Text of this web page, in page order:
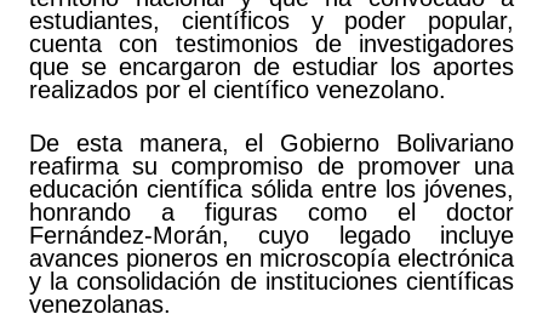
estudiantes, científicos y poder popular,
cuenta con testimonios de investigadores
que se encargaron de estudiar los aportes
realizados por el científico venezolano.
De esta manera, el Gobierno Bolivariano
reafirma su compromiso de promover una
educación científica sólida entre los jóvenes,
honrando a figuras como el doctor
Fernández-Morán, cuyo legado incluye
avances pioneros en microscopía electrónica
y la consolidación de instituciones científicas
venezolanas.